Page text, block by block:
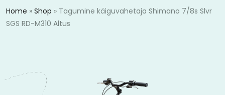
Home » Shop » Tagumine käiguvahetaja Shimano 7/8s Slvr
SGS RD-M310 Altus